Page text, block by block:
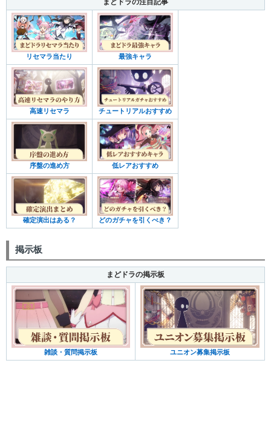
リセマラ当たり 最強キャラ
高速リセマラ チュートリアルおすすめ
序盤の進め方 低レアおすすめ
確定演出はある？ どのガチャを引くべき？
掲示板
まどドラの掲示板
雑談・質問掲示板 ユニオン募集掲示板